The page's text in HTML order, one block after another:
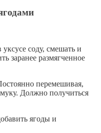
соду, смешать и
заранее размягченное
перемешивая,
Должно получиться
ягоды и